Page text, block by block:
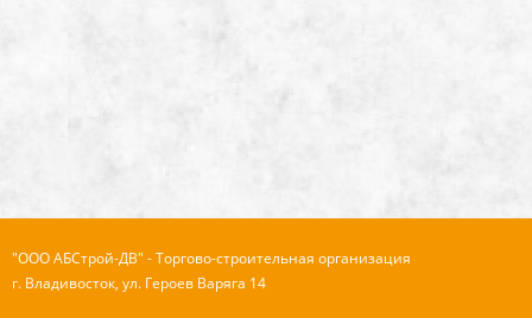
"ООО АБСтрой-ДВ" - Торгово-строительная организация
г. Владивосток, ул. Героев Варяга 14